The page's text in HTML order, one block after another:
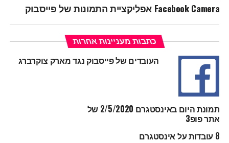
Facebook Camera אפליקציית התמונות של פייסבוק
כתבות מעניינות אחרות
העובדים של פייסבוק נגד מארק צוקרברג
תמונת היום באינסטגרם 2/5/2020 של
אתר פופ3
8 עובדות על אינסטגרם